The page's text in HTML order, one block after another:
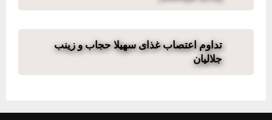
تداوم اعتصاب غذای سهیلا حجاب و زینب
جلالیان